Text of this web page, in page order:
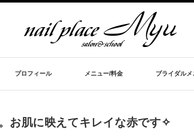
プロフィール メニュー/料金 ブライダル
お肌に映えてキレイな赤です✧